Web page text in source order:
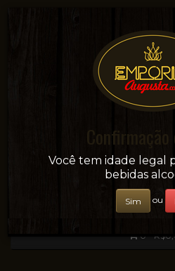
Sua conveniência e
0 -
Confirmação
Você tem idade legal
bebidas
Sim ou